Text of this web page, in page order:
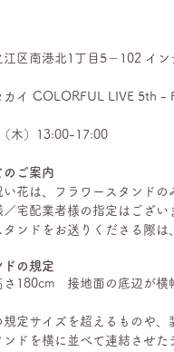
江区南港北1丁目5－102 イ
カイ COLORFUL LIVE 5th -
木）13:00-17:00
ご案内
い花は、フラワースタンド
／宅配業者様の指定はござい
タンドをお送りくださる際
の規定
さ180cm　接地面の底辺が
定サイズを超えるものや、
ンドを横に並べて連結させ